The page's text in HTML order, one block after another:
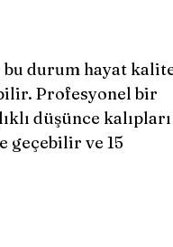
bu durum hayat
Profesyonel bir
düşünce kalıpları
geçebilir ve 15